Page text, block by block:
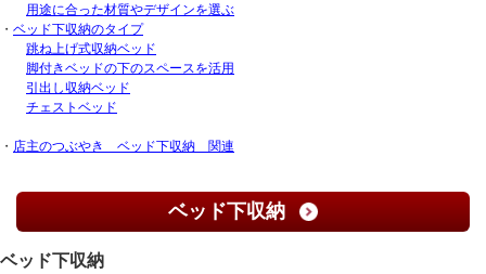
用途に合った材質やデザインを選ぶ
・ ベッド下収納のタイプ
跳ね上げ式収納ベッド
脚付きベッドの下のスペースを活用
引出し収納ベッド
チェストベッド
・ 店主のつぶやき ベッド下収納 関連
ベッド下収納
ベッド下収納